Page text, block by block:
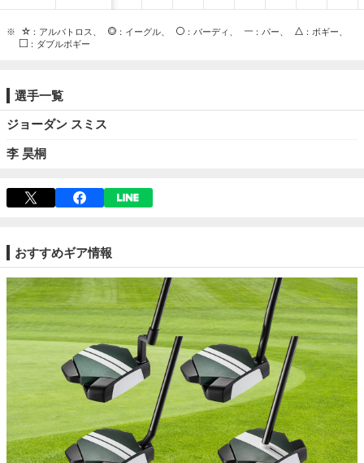
※ ：アルバトロス、 ：イーグル、 ：バーディ、 ：パー、
：ボギー、
：ダブルボギー
選手一覧
ジョーダン スミス
李 昊桐
おすすめギア情報